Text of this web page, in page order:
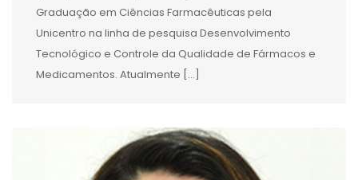
Graduação em Ciências Farmacêuticas pela
Unicentro na linha de pesquisa Desenvolvimento
Tecnológico e Controle da Qualidade de Fármacos e
Medicamentos. Atualmente […]